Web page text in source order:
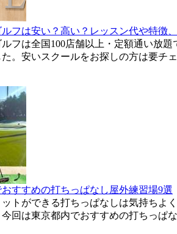
ルフは安い？高い？レッスン代や特徴
ルフは全国100店舗以上・定額通い放
た。安いスクールをお探しの方は要チ
すすめの打ちっぱなし屋外練習場9選
ットができる打ちっぱなしは気持ちよ
今回は東京都内でおすすめの打ちっぱ